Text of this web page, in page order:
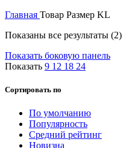
Главная Товар Размер KL
Показаны все результаты (2)
Показать боковую панель
Показать 9 12 18 24
Сортировать по
По умолчанию
Популярность
Средний рейтинг
Новизна